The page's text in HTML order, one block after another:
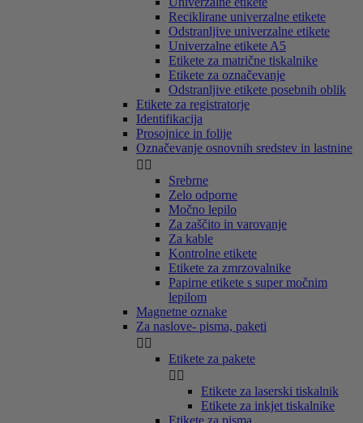
Reciklirane univerzalne etikete
Odstranljive univerzalne etikete
Univerzalne etikete A5
Etikete za matrične tiskalnike
Etikete za označevanje
Odstranljive etikete posebnih oblik
Etikete za registratorje
Identifikacija
Prosojnice in folije
Označevanje osnovnih sredstev in lastnine
 
Srebrne
Zelo odporne
Močno lepilo
Za zaščito in varovanje
Za kable
Kontrolne etikete
Etikete za zmrzovalnike
Papirne etikete s super močnim
lepilom
Magnetne oznake
Za naslove- pisma, paketi
 
Etikete za pakete
 
Etikete za laserski tiskalnik
Etikete za inkjet tiskalnike
Etikete za pisma